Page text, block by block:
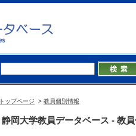
トップページ > 教員個別情報
静岡大学教員データベース - 教
2013年度
修士指導学生数 5
【指導学生の受賞】
[1]. プッシュプル
12月)
[授与団体名] レー